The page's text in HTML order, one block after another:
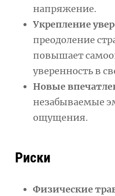
напряжение.
Укрепление
преодоление
повышает
уверенность в
Новые
незабываемые
ощущения.
Риски
Физические